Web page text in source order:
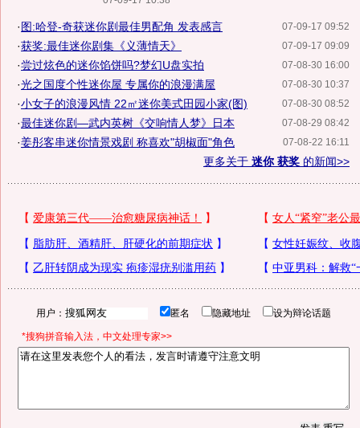
07-09-17 09:52
·图:哈登-奇获迷你剧最佳男配角 发表感言
07-09-17 09:09
·获奖:最佳迷你剧集《义薄情天》
07-08-30 16:00
·尝过炫色的迷你馅饼吗?梦幻U盘实拍
07-08-30 10:37
·光之国度个性迷你屋 专属你的浪漫满屋
07-08-30 08:52
·小女子的浪漫风情 22㎡迷你美式田园小家(图)
07-08-29 08:42
·最佳迷你剧—武内英树《交响情人梦》日本
07-08-22 16:11
·姜彤客串迷你情景戏剧 称喜欢"胡椒面"角色
更多关于 迷你 获奖 的新闻>>
用户： 匿名 隐藏地址 设为辩论话题
*搜狗拼音输入法，中文处理专家>>